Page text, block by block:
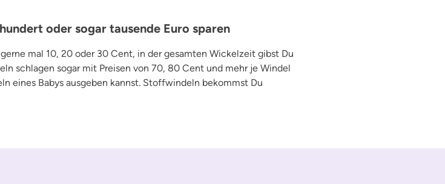
oder sogar tausende Euro sparen
mal 10, 20 oder 30 Cent, in der gesamten Wickelzeit gibst Du
schlagen sogar mit Preisen von 70, 80 Cent und mehr je Windel
eines Babys ausgeben kannst. Stoffwindeln bekommst Du